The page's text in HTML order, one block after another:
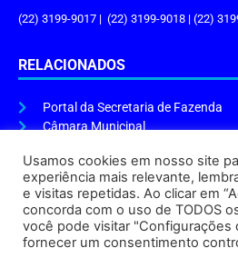
(22) 3199-9017 | (22) 3199-9018 | (22)
RELACIONADOS
Portal da Secretaria de Fazenda
Câmara Municipal
ENDEREÇO E HORÁRIO
Endereço:Praça Tiradentes, s/n – Centro,
Atendimento do Protocolo Geral da
Usamos cookies em nosso site
experiência mais relevante,
e visitas repetidas. Ao clicar em
concorda com o uso de TODOS
você pode visitar "Configurações
fornecer um consentimento